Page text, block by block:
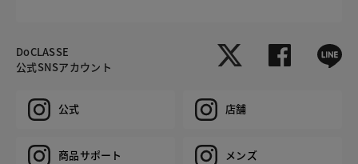
DoCLASSE
公式SNSアカウント
公式 店舗
商品サポート メンズ